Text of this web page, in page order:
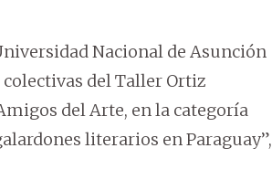
Nacional de Asunción
del Taller Ortiz
del Arte, en la categoría
literarios en Paraguay”,